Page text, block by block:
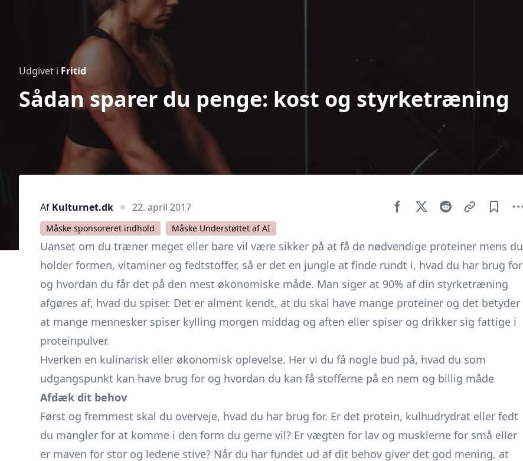
Udgivet i Fritid
Sådan sparer du penge: kost og styrketræning
Af Kulturnet.dk 22. april 2017
Måske sponsoreret indhold Måske Understøttet af AI
Uanset om du træner meget eller bare vil være sikker på at få de nødvendige proteiner mens du
holder formen, vitaminer og fedtstoffer, så er det en jungle at finde rundt i, hvad du har brug for
og hvordan du får det på den mest økonomiske måde. Man siger at 90% af din styrketræning
afgøres af, hvad du spiser. Det er alment kendt, at du skal have mange proteiner og det betyder
at mange mennesker spiser kylling morgen middag og aften eller spiser og drikker sig fattige i
proteinpulver.
Hverken en kulinarisk eller økonomisk oplevelse. Her vi du få nogle bud på, hvad du som
udgangspunkt kan have brug for og hvordan du kan få stofferne på en nem og billig måde
Afdæk dit behov
Først og fremmest skal du overveje, hvad du har brug for. Er det protein, kulhudrydrat eller fedt
du mangler for at komme i den form du gerne vil? Er vægten for lav og musklerne for små eller
er maven for stor og ledene stive? Når du har fundet ud af dit behov giver det god mening, at